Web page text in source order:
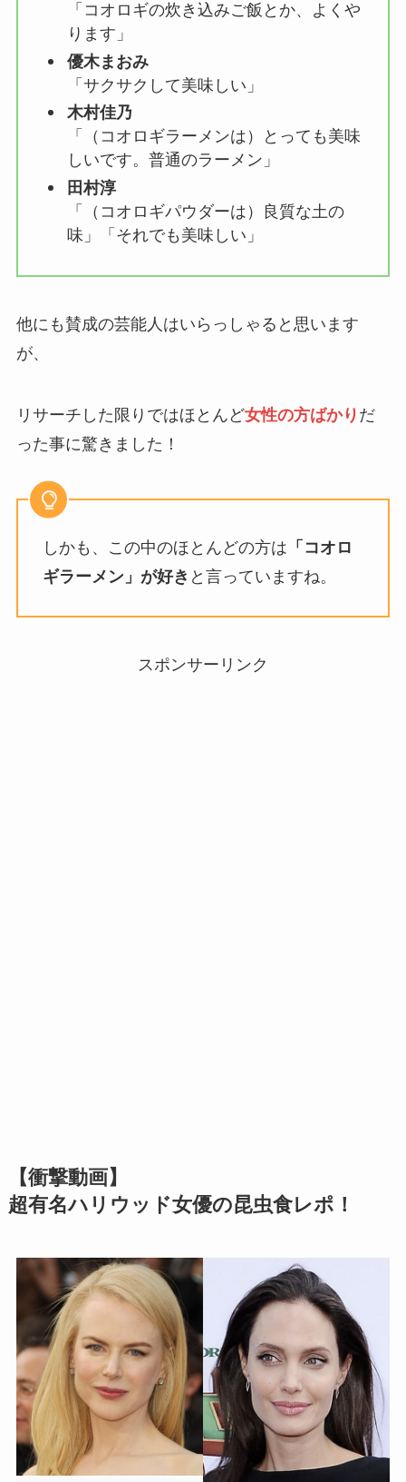
「コオロギの炊き込みご飯とか、よくや
ります」
優木まおみ
「サクサクして美味しい」
木村佳乃
「（コオロギラーメンは）とっても美味
しいです。普通のラーメン」
田村淳
「（コオロギパウダーは）良質な土の
味」「それでも美味しい」
他にも賛成の芸能人はいらっしゃると思います
が、
リサーチした限りではほとんど女性の方ばかり だ
った事に驚きました！
しかも、この中のほとんどの方は 「コオロ
ギラーメン」が好き と言っていますね。
スポンサーリンク
【衝撃動画】
超有名ハリウッド女優の昆虫食レポ！